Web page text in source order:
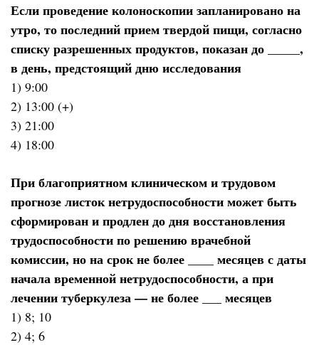
Если проведение колоноскопии запланировано на
утро, то последний прием твердой пищи, согласно
списку разрешенных продуктов, показан до _____,
в день, предстоящий дню исследования
1) 9:00
2) 13:00 (+)
3) 21:00
4) 18:00
При благоприятном клиническом и трудовом
прогнозе листок нетрудоспособности может быть
сформирован и продлен до дня восстановления
трудоспособности по решению врачебной
комиссии, но на срок не более ____ месяцев с даты
начала временной нетрудоспособности, а при
лечении туберкулеза — не более ___ месяцев
1) 8; 10
2) 4; 6